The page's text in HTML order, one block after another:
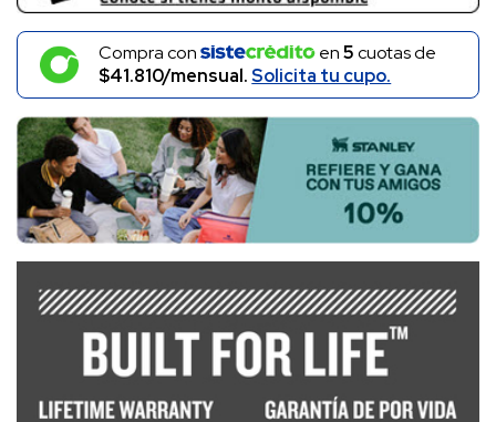
Compra con en5cuotas de
$41.810/mensual.Solicita tu cupo.